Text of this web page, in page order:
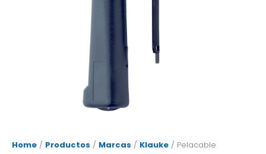
Home / Productos / Marcas / Klauke / Pelacable